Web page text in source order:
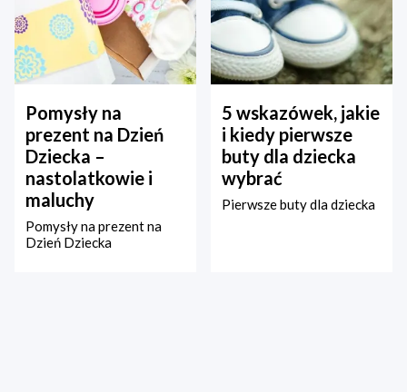
Pomysły na
prezent na Dzień
Dziecka –
nastolatkowie i
maluchy
Pomysły na prezent na
Dzień Dziecka
5 wskazówek, jakie
i kiedy pierwsze
buty dla dziecka
wybrać
Pierwsze buty dla dziecka